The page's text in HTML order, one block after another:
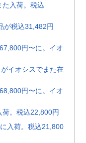
入荷。税込
が税込31,482円
円〜に。イオ
イオシスでまた在
円〜に。イオ
。税込22,800円
入荷。税込21,800